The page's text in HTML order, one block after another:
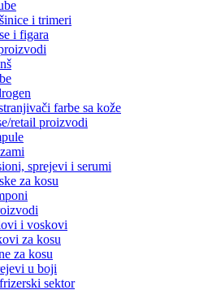
i trimeri
i figara
farbe sa kože
retail proizvodi
sprejevi i serumi
za kosu
i voskovi
za kosu
za kosu
u boji
sektor